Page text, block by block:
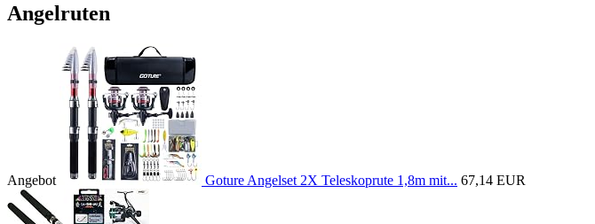
Angelruten
Angebot Goture Angelset 2X Teleskoprute 1,8m mit... 67,14 EUR